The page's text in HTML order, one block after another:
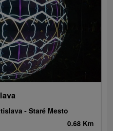
- Staré Mesto
0.68 Km